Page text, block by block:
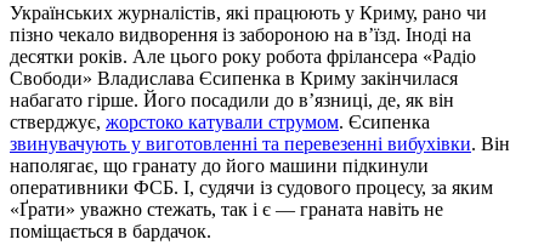
Українських журналістів, які працюють у Криму, рано чи
пізно чекало видворення із забороною на в’їзд. Іноді на
десятки років. Але цього року робота фрілансера «Радіо
Свободи» Владислава Єсипенка в Криму закінчилася
набагато гірше. Його посадили до в’язниці, де, як він
стверджує, жорстоко катували струмом. Єсипенка
звинувачують у виготовленні та перевезенні вибухівки. Він
наполягає, що гранату до його машини підкинули
оперативники ФСБ. І, судячи із судового процесу, за яким
«Ґрати» уважно стежать, так і є — граната навіть не
поміщається в бардачок.